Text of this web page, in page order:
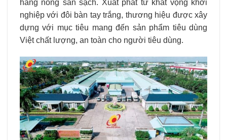
hàng nông sản sạch. Xuất phát từ khát vọng khởi
nghiệp với đôi bàn tay trắng, thương hiệu được xây
dựng với mục tiêu mang đến sản phẩm tiêu dùng
Việt chất lượng, an toàn cho người tiêu dùng.